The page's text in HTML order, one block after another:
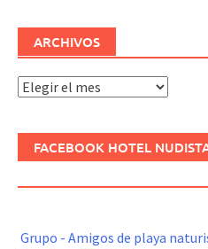
ARCHIVOS
Archivos
FACEBOOK HOTEL
Grupo - Amigos de playa